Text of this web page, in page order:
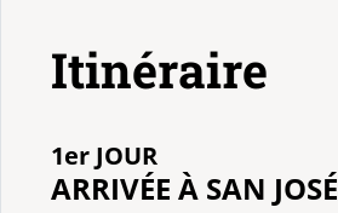
Itinéraire
1er JOUR
ARRIVÉE À SAN JOSÉ